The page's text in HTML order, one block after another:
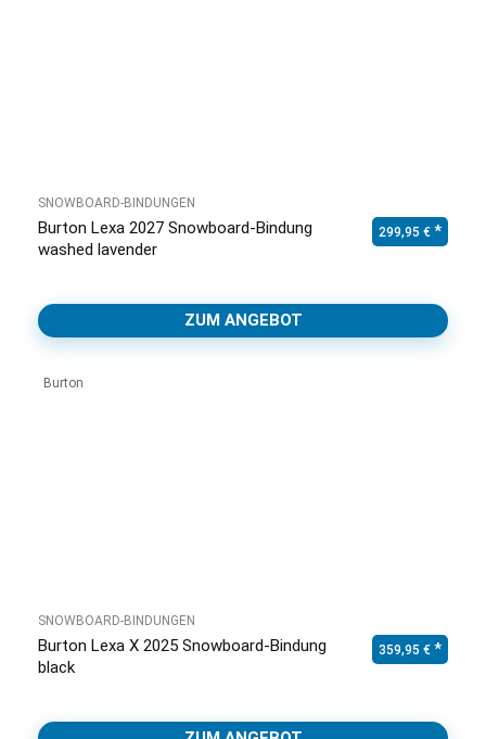
SNOWBOARD-BINDUNGEN
Burton Lexa 2027 Snowboard-Bindung
washed lavender
299,95 €
ZUM ANGEBOT
Burton
SNOWBOARD-BINDUNGEN
Burton Lexa X 2025 Snowboard-Bindung
black
359,95 €